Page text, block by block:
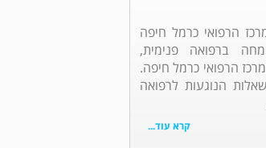
הרפואי כרמל חיפה
ברפואה פנימית,
הרפואי כרמל חיפה.
הנוגעות לרפואה
קרא עוד...